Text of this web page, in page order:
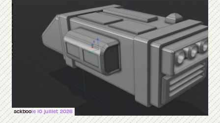
ackboole 10 juillet 2026